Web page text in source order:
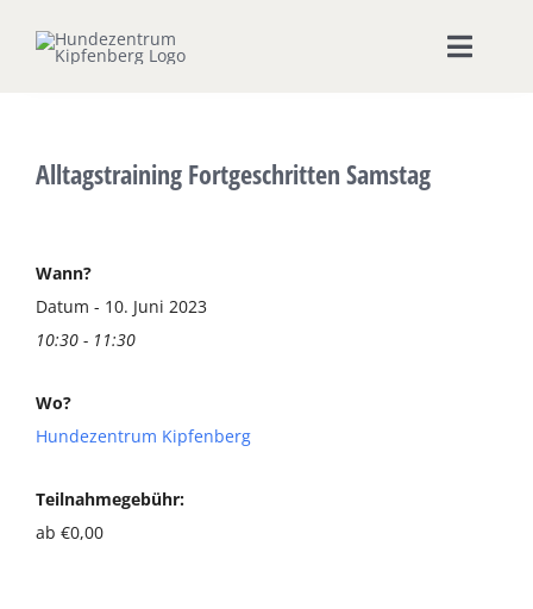
Inhalt
Toggle
Seminare & Workshops
Unsere Shops
Ernährungsberatung
Alltagstraining Fortgeschritten Samstag
Wann?
Datum - 10. Juni 2023
10:30 - 11:30
Wo?
Hundezentrum Kipfenberg
Teilnahmegebühr:
ab €0,00